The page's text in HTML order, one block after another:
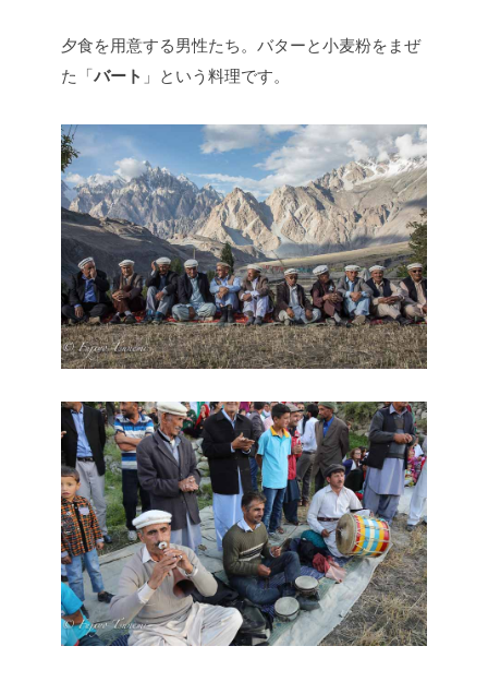
夕食を用意する男性たち。バターと小麦粉をまぜ
た「バート 」という料理です。